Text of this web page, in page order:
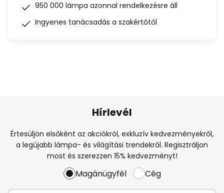
950 000 lámpa azonnal rendelkezésre áll
Ingyenes tanácsadás a szakértőtől
Hírlevél
Értesüljön elsőként az akciókról, exkluzív kedvezményekről,
a legújabb lámpa- és világítási trendekről. Regisztráljon
most és szerezzen 15% kedvezményt!
Magánügyfél Cég